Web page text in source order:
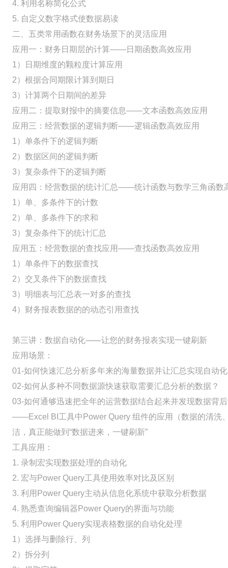
4. 利用名称简化公式
5. 自定义数字格式使数据易读
二、五类常用函数在财务场景下的灵活应用
应用一：财务日期层的计算——日期函数高效应用
1）日期维度的颗粒度计算应用
2）根据合同期限计算到期日
3）计算两个日期间的差异
应用二：提取财报中的摘要信息——文本函数高效应用
应用三：经营数据的逻辑判断——逻辑函数高效应用
1）单条件下的逻辑判断
2）数据区间的逻辑判断
3）复杂条件下的逻辑判断
应用四：经营数据的统计汇总——统计函数与数学三角函数
1）单、多条件下的计数
2）单、多条件下的求和
3）复杂条件下的统计汇总
应用五：经营数据的查找应用——查找函数高效应用
1）单条件下的数据查找
2）交叉条件下的数据查找
3）明细表与汇总表一对多的查找
4）财务报表数据的的动态引用查找
第三讲：数据自动化⸺让您的财务报表实现一键刷新
应用场景：
01-如何快速汇总分析多年来的海量数据并让汇总实现自动
02-如何从多种不同数据源快速获取需要汇总分析的数据？
03-如何通够迅速把全年的运营数据结合起来并发现数据背
——Excel BI工具中Power Query 组件的应用（数据的清洗
洁，真正能做到“数据进来，一键刷新”
工具应用：
1. 录制宏实现数据处理的自动化
2. 宏与Power Query工具使用效率对比及区别
3. 利用Power Query主动从信息化系统中获取分析数据
4. 熟悉查询编辑器Power Query的界面与功能
5. 利用Power Query实现表格数据的自动化处理
1）选择与删除行、列
2）拆分列